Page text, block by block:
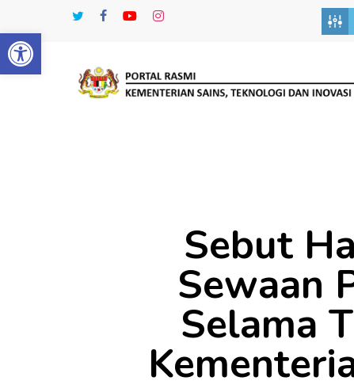
Open toolbar
main
twitterfacebookyoutubeinstagram
Sebut
Sewaan
Selama